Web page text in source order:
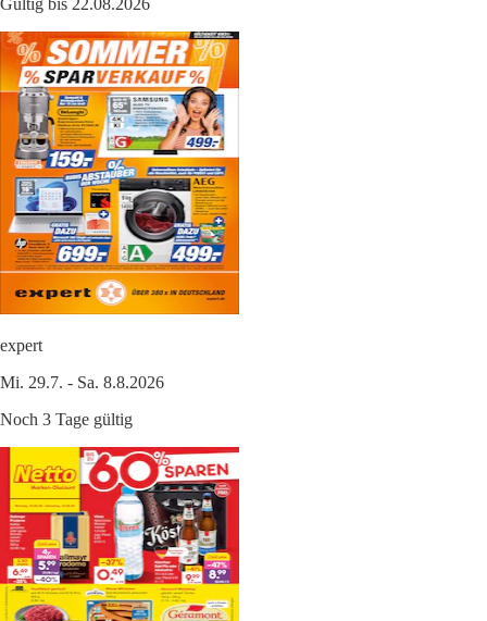
Gültig bis 22.08.2026
expert
Mi. 29.7. - Sa. 8.8.2026
Noch 3 Tage gültig